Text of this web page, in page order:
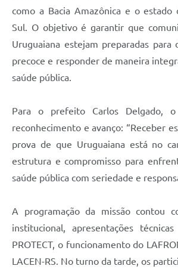
como a Bacia Amazônica e o estado
Sul. O objetivo é garantir que
Uruguaiana estejam preparadas
precoce e responder de maneira
saúde pública.
Para o prefeito Carlos Delgado,
reconhecimento e avanço: “Receber
prova de que Uruguaiana está no
estrutura e compromisso para
saúde pública com seriedade e
A programação da missão contou
institucional, apresentações
PROTECT, o funcionamento do
LACEN-RS. No turno da tarde, os